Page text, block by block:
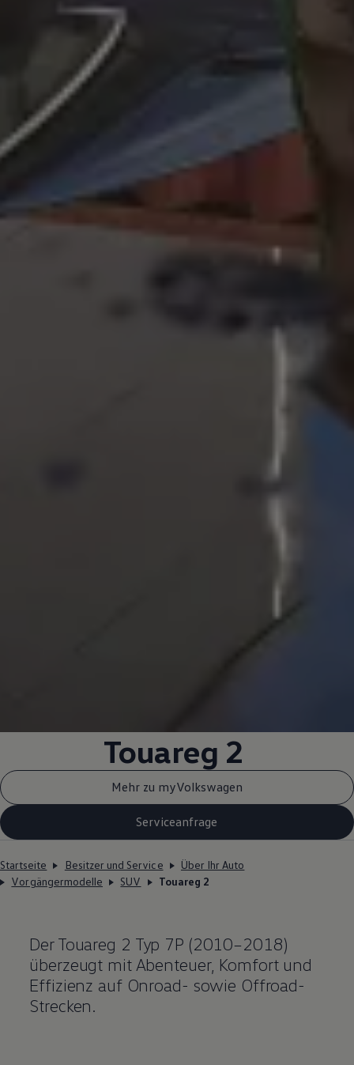
Touareg 2
Mehr zu myVolkswagen
Serviceanfrage
Startseite Besitzer und Service
Über Ihr Auto
Vorgängermodelle
SUV Touareg 2
Der Touareg 2 Typ 7P (2010–2018)
überzeugt mit Abenteuer, Komfort und
Effizienz auf Onroad- sowie Offroad-
Strecken.